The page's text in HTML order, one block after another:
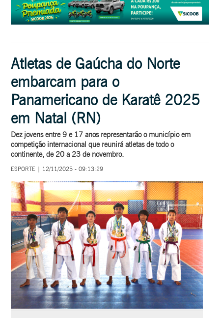
Atletas de Gaúcha do Norte
embarcam para o
Panamericano de Karatê 2025
em Natal (RN)
Dez jovens entre 9 e 17 anos representarão o município em
competição internacional que reunirá atletas de todo o
continente, de 20 a 23 de novembro.
ESPORTE | 12/11/2025 - 09:13:29